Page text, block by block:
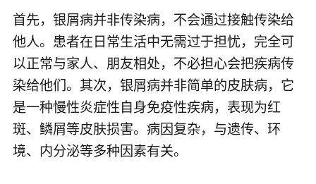
首先，银屑病并非传染病，不会通过接触传染给
他人。患者在日常生活中无需过于担忧，完全可
以正常与家人、朋友相处，不必担心会把疾病传
染给他们。其次，银屑病并非简单的皮肤病，它
是一种慢性炎症性自身免疫性疾病，表现为红
斑、鳞屑等皮肤损害。病因复杂，与遗传、环
境、内分泌等多种因素有关。